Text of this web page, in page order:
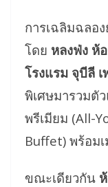
การเฉลิมฉลอ
โดย หลงฟ่ง ห้
โรงแรม จุบีลี
พิเศษมารวมตั
พรีเมียม (All-
Buffet) พร้อม
ขณะเดียวกัน